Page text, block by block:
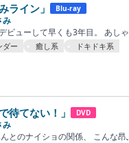
ライン」 Blu-ray
み
ビューして早くも3年目。 あし
ダー 癒し系 ドキドキ系
待てない！」 DVD
み
とのナイショの関係、 こんな昂